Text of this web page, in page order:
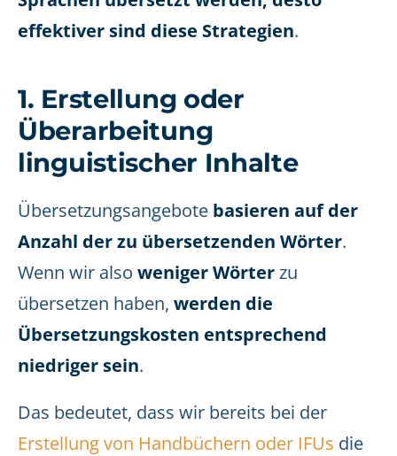
effektiver sind diese Strategien.
1. Erstellung oder
Überarbeitung
linguistischer Inhalte
Übersetzungsangebote basieren auf der
Anzahl der zu übersetzenden Wörter.
Wenn wir also weniger Wörterzu
übersetzen haben, werden die
Übersetzungskosten entsprechend
niedriger sein.
Das bedeutet, dass wir bereits bei der
Erstellung von Handbüchern oder IFUs die